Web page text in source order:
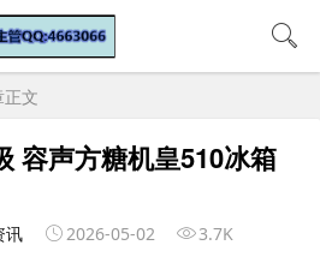
正文
容声方糖机皇510冰箱
讯 2026-05-02 3.7K